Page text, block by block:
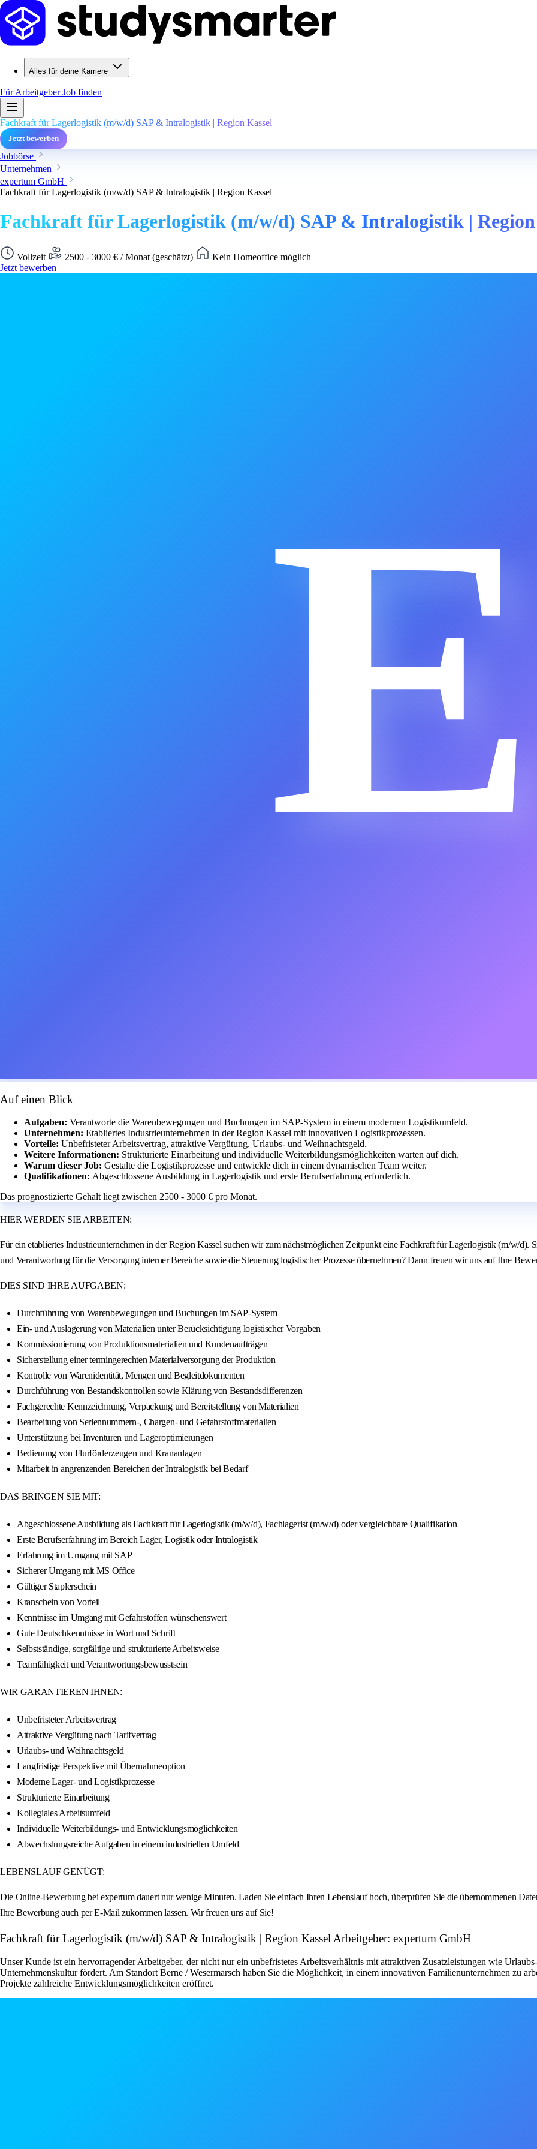
Alles für deine Karriere
Für ArbeitgeberJob finden
Fachkraft für Lagerlogistik (m/w/d) SAP & Intralogistik | Region Kassel
Jetzt bewerben
Jobbörse
Unternehmen
expertum GmbH
Fachkraft für Lagerlogistik (m/w/d) SAP & Intralogistik | Region Kassel
Fachkraft für Lagerlogistik (m/w/d) SAP & Intralogistik | Region
Vollzeit 2500 - 3000 € / Monat (geschätzt)
Kein Homeoffice möglich
Jetzt bewerben
E
Auf einen Blick
Aufgaben: Verantworte die Warenbewegungen und Buchungen im SAP-System in einem modernen Logistikumfeld.
Unternehmen: Etabliertes Industrieunternehmen in der Region Kassel mit innovativen Logistikprozessen.
Vorteile: Unbefristeter Arbeitsvertrag, attraktive Vergütung, Urlaubs- und Weihnachtsgeld.
Weitere Informationen: Strukturierte Einarbeitung und individuelle Weiterbildungsmöglichkeiten warten auf dich.
Warum dieser Job: Gestalte die Logistikprozesse und entwickle dich in einem dynamischen Team weiter.
Qualifikationen: Abgeschlossene Ausbildung in Lagerlogistik und erste Berufserfahrung erforderlich.
Das prognostizierte Gehalt liegt zwischen 2500 - 3000 € pro Monat.
HIER WERDEN SIE ARBEITEN:
Für ein etabliertes Industrieunternehmen in der Region Kassel suchen wir zum nächstmöglichen Zeitpunkt eine Fachkraft für Lagerlogistik (m/w/
und Verantwortung für die Versorgung interner Bereiche sowie die Steuerung logistischer Prozesse übernehmen? Dann freuen wir uns auf Ihre
DIES SIND IHRE AUFGABEN:
Durchführung von Warenbewegungen und Buchungen im SAP-System
Ein- und Auslagerung von Materialien unter Berücksichtigung logistischer Vorgaben
Kommissionierung von Produktionsmaterialien und Kundenaufträgen
Sicherstellung einer termingerechten Materialversorgung der Produktion
Kontrolle von Warenidentität, Mengen und Begleitdokumenten
Durchführung von Bestandskontrollen sowie Klärung von Bestandsdifferenzen
Fachgerechte Kennzeichnung, Verpackung und Bereitstellung von Materialien
Bearbeitung von Seriennummern-, Chargen- und Gefahrstoffmaterialien
Unterstützung bei Inventuren und Lageroptimierungen
Bedienung von Flurförderzeugen und Krananlagen
Mitarbeit in angrenzenden Bereichen der Intralogistik bei Bedarf
DAS BRINGEN SIE MIT:
Abgeschlossene Ausbildung als Fachkraft für Lagerlogistik (m/w/d), Fachlagerist (m/w/d) oder vergleichbare Qualifikation
Erste Berufserfahrung im Bereich Lager, Logistik oder Intralogistik
Erfahrung im Umgang mit SAP
Sicherer Umgang mit MS Office
Gültiger Staplerschein
Kranschein von Vorteil
Kenntnisse im Umgang mit Gefahrstoffen wünschenswert
Gute Deutschkenntnisse in Wort und Schrift
Selbstständige, sorgfältige und strukturierte Arbeitsweise
Teamfähigkeit und Verantwortungsbewusstsein
WIR GARANTIEREN IHNEN:
Unbefristeter Arbeitsvertrag
Attraktive Vergütung nach Tarifvertrag
Urlaubs- und Weihnachtsgeld
Langfristige Perspektive mit Übernahmeoption
Moderne Lager- und Logistikprozesse
Strukturierte Einarbeitung
Kollegiales Arbeitsumfeld
Individuelle Weiterbildungs- und Entwicklungsmöglichkeiten
Abwechslungsreiche Aufgaben in einem industriellen Umfeld
LEBENSLAUF GENÜGT:
Die Online-Bewerbung bei expertum dauert nur wenige Minuten. Laden Sie einfach Ihren Lebenslauf hoch, überprüfen Sie die übernommenen
Ihre Bewerbung auch per E-Mail zukommen lassen. Wir freuen uns auf Sie!
Fachkraft für Lagerlogistik (m/w/d) SAP & Intralogistik | Region Kassel Arbeitgeber: expertum GmbH
Unser Kunde ist ein hervorragender Arbeitgeber, der nicht nur ein unbefristetes Arbeitsverhältnis mit attraktiven Zusatzleistungen wie
Unternehmenskultur fördert. Am Standort Berne / Wesermarsch haben Sie die Möglichkeit, in einem innovativen Familienunternehmen zu
Projekte zahlreiche Entwicklungsmöglichkeiten eröffnet.